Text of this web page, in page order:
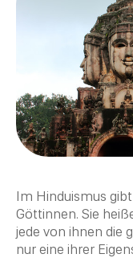
Im Hinduismus
Göttinnen. Sie
jede von ihnen die
nur eine ihrer